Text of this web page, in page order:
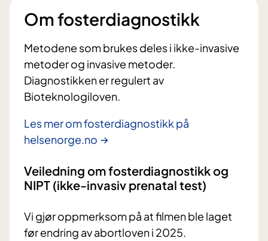
Om fosterdiagnostikk
Metodene som brukes deles i ikke-invasive
metoder og invasive metoder.
Diagnostikken er regulert av
Bioteknologiloven.
Les mer om fosterdiagnostikk på
helsenorge.no
Veiledning om fosterdiagnostikk og
NIPT (ikke-invasiv prenatal test)
Vi gjør oppmerksom på at filmen ble laget
før endring av abortloven i 2025.